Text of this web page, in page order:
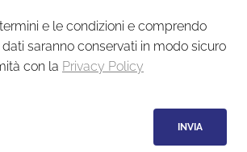
e le condizioni e comprendo
saranno conservati in modo sicuro
con la Privacy Policy